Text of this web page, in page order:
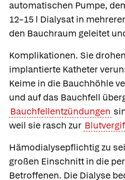
automatischen Pumpe,
12–15 l Dialysat in
den Bauchraum geleitet
Komplikationen. Sie
implantierte Katheter
Keime in die Bauchhöhle
und auf das Bauchfell
Bauchfellentzündungen
weil sie rasch zur
Hämodialysepflichtig zu
großen Einschnitt in die
Betroffenen. Die Dialyse